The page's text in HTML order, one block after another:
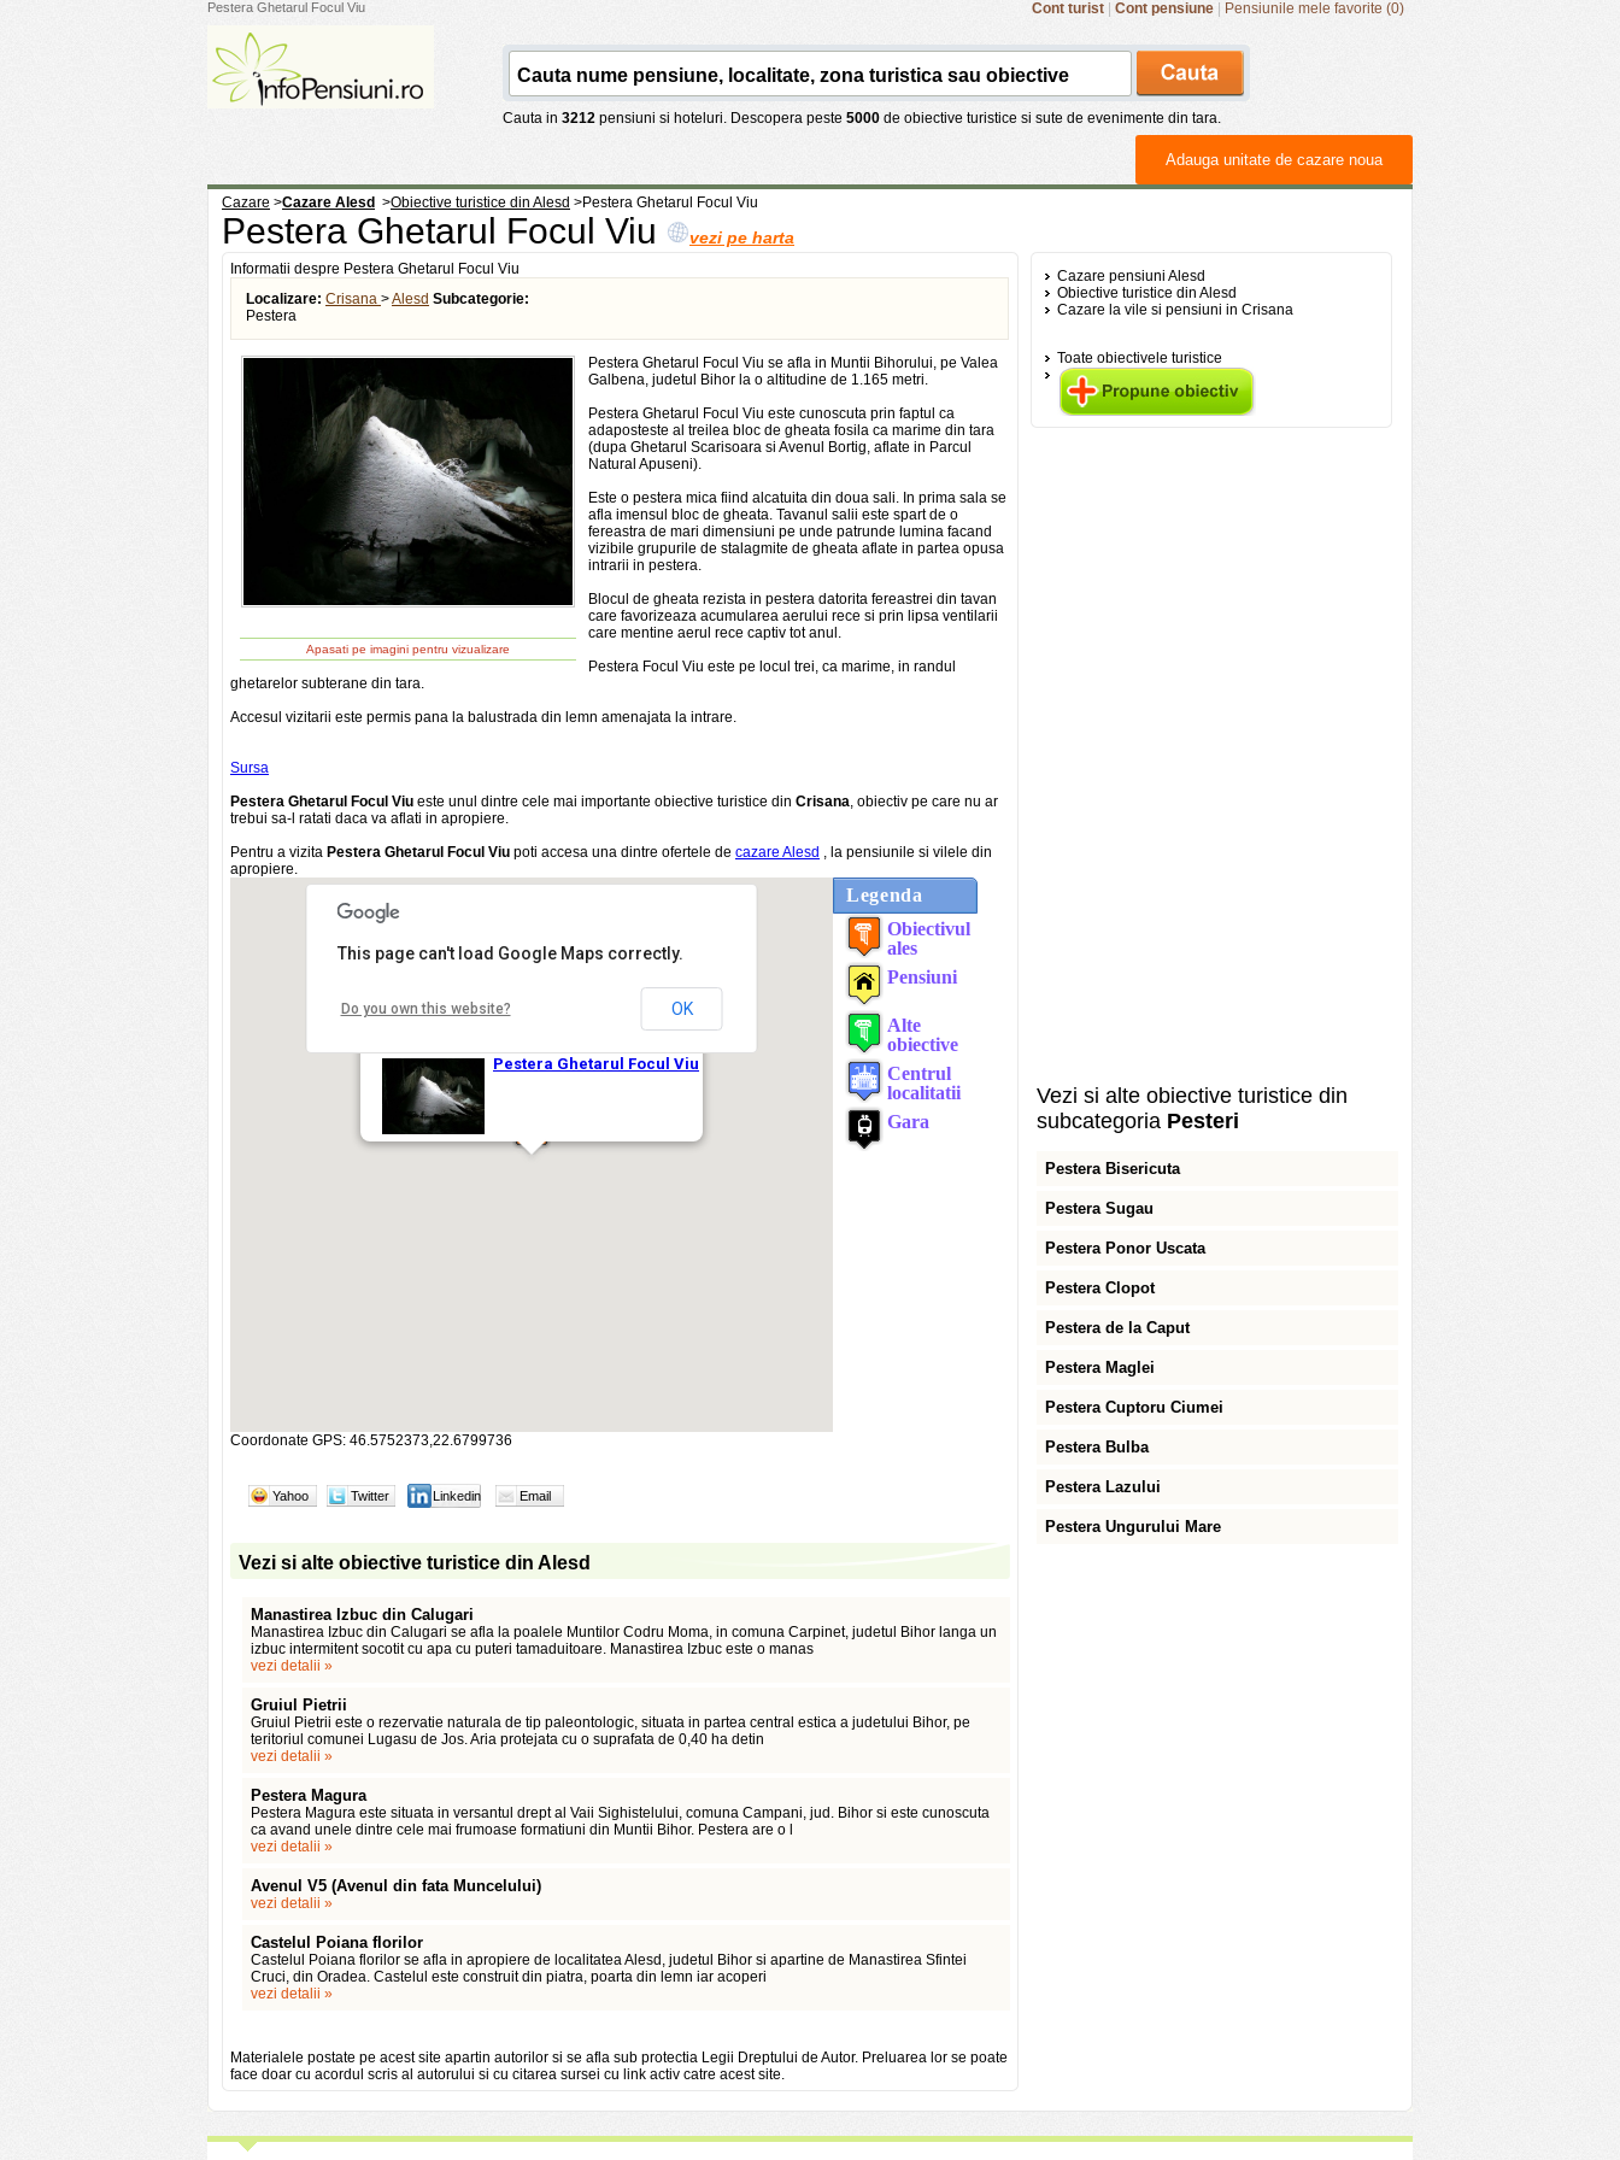
Pestera Ghetarul Focul Viu Cont turist Cont pensiune Pensiunile mele favorite (0)
Cauta in 3212 pensiuni si hoteluri. Descopera peste 5000 de obiective turistice si sute de evenimente din tara.
Adauga unitate de cazare noua
Cazare >Cazare Alesd >Obiective turistice din Alesd >Pestera Ghetarul Focul Viu
Pestera Ghetarul Focul Viu vezi pe harta
Informatii despre Pestera Ghetarul Focul Viu
Localizare: Crisana >Alesd Subcategorie:
Pestera
Apasati pe imagini pentru vizualizare
Pestera Ghetarul Focul Viu se afla in Muntii Bihorului, pe Valea
Galbena, judetul Bihor la o altitudine de 1.165 metri.
Pestera Ghetarul Focul Viu este cunoscuta prin faptul ca
adaposteste al treilea bloc de gheata fosila ca marime din tara
(dupa Ghetarul Scarisoara si Avenul Bortig, aflate in Parcul
Natural Apuseni).
Este o pestera mica fiind alcatuita din doua sali. In prima sala se
afla imensul bloc de gheata. Tavanul salii este spart de o
fereastra de mari dimensiuni pe unde patrunde lumina facand
vizibile grupurile de stalagmite de gheata aflate in partea opusa
intrarii in pestera.
Blocul de gheata rezista in pestera datorita fereastrei din tavan
care favorizeaza acumularea aerului rece si prin lipsa ventilarii
care mentine aerul rece captiv tot anul.
Pestera Focul Viu este pe locul trei, ca marime, in randul
ghetarelor subterane din tara.
Accesul vizitarii este permis pana la balustrada din lemn amenajata la intrare.
Sursa
Pestera Ghetarul Focul Viu este unul dintre cele mai importante obiective turistice din Crisana, obiectiv pe care nu ar
trebui sa-l ratati daca va aflati in apropiere.
Pentru a vizita Pestera Ghetarul Focul Viu poti accesa una dintre ofertele de cazare Alesd , la pensiunile si vilele din
apropiere.
Coordonate GPS: 46.5752373,22.6799736
Yahoo Twitter Linkedin Email
Vezi si alte obiective turistice din Alesd
Manastirea Izbuc din Calugari
Manastirea Izbuc din Calugari se afla la poalele Muntilor Codru Moma, in comuna Carpinet, judetul Bihor langa un
izbuc intermitent socotit cu apa cu puteri tamaduitoare. Manastirea Izbuc este o manas
vezi detalii »
Gruiul Pietrii
Gruiul Pietrii este o rezervatie naturala de tip paleontologic, situata in partea central estica a judetului Bihor, pe
teritoriul comunei Lugasu de Jos. Aria protejata cu o suprafata de 0,40 ha detin
vezi detalii »
Pestera Magura
Pestera Magura este situata in versantul drept al Vaii Sighistelului, comuna Campani, jud. Bihor si este cunoscuta
ca avand unele dintre cele mai frumoase formatiuni din Muntii Bihor. Pestera are o l
vezi detalii »
Avenul V5 (Avenul din fata Muncelului)
vezi detalii »
Castelul Poiana florilor
Castelul Poiana florilor se afla in apropiere de localitatea Alesd, judetul Bihor si apartine de Manastirea Sfintei
Cruci, din Oradea. Castelul este construit din piatra, poarta din lemn iar acoperi
vezi detalii »
Materialele postate pe acest site apartin autorilor si se afla sub protectia Legii Dreptului de Autor. Preluarea lor se poate
face doar cu acordul scris al autorului si cu citarea sursei cu link activ catre acest site.
Cazare pensiuni Alesd
Obiective turistice din Alesd
Cazare la vile si pensiuni in Crisana
Toate obiectivele turistice
Vezi si alte obiective turistice din
subcategoria Pesteri
Pestera Bisericuta
Pestera Sugau
Pestera Ponor Uscata
Pestera Clopot
Pestera de la Caput
Pestera Maglei
Pestera Cuptoru Ciumei
Pestera Bulba
Pestera Lazului
Pestera Ungurului Mare